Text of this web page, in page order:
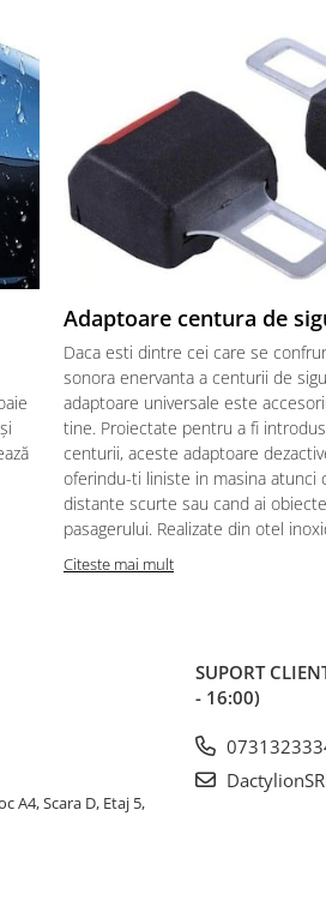
Adaptoare centura de
Daca esti dintre cei care se
sonora enervanta a centurii de
adaptoare universale este
tine. Proiectate pentru a fi
centurii, aceste adaptoare
oferindu-ti liniste in masina atunci
distante scurte sau cand ai
pasagerului. Realizate din otel
Citeste mai mult
A4, Scara D, Etaj 5,
SUPORT
- 16:00)